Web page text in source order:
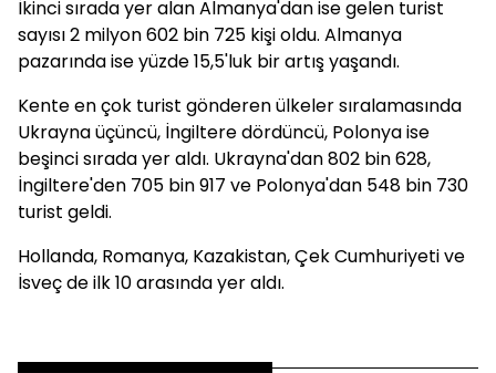
İkinci sırada yer alan Almanya'dan ise gelen turist
sayısı 2 milyon 602 bin 725 kişi oldu. Almanya
pazarında ise yüzde 15,5'luk bir artış yaşandı.
Kente en çok turist gönderen ülkeler sıralamasında
Ukrayna üçüncü, İngiltere dördüncü, Polonya ise
beşinci sırada yer aldı. Ukrayna'dan 802 bin 628,
İngiltere'den 705 bin 917 ve Polonya'dan 548 bin 730
turist geldi.
Hollanda, Romanya, Kazakistan, Çek Cumhuriyeti ve
İsveç de ilk 10 arasında yer aldı.